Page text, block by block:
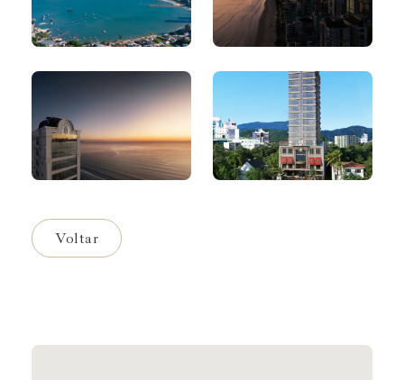
Voltar